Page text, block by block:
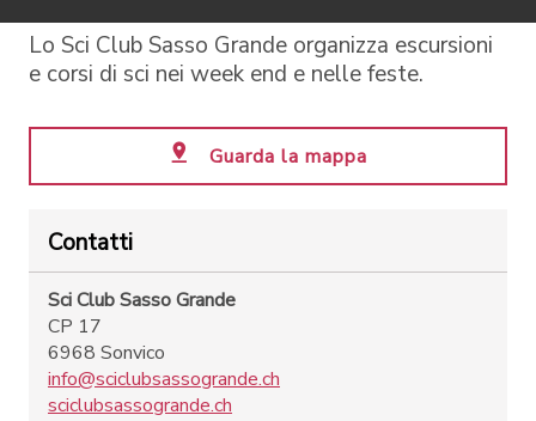
Lo Sci Club Sasso Grande organizza escursioni
e corsi di sci nei week end e nelle feste.
Guarda la mappa
Contatti
Sci Club Sasso Grande
CP 17
6968 Sonvico
info@sciclubsassogrande.ch
sciclubsassogrande.ch